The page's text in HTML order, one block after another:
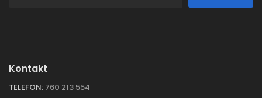
Kontakt
TELEFON: 760 213 554